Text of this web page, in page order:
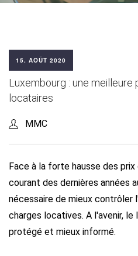
15. AOÛT 2020
Luxembourg : une
locataires
MMC
Face à la forte hausse des
courant des dernières années
nécessaire de mieux
charges locatives. A l'avenir, le
protégé et mieux informé.